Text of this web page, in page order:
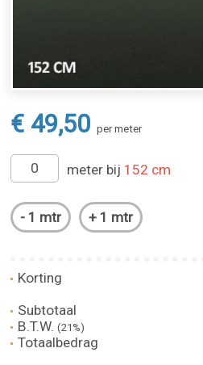
€ 49,50 per meter
meter bij 152 cm
Korting
Subtotaal
B.T.W.(21%)
Totaalbedrag